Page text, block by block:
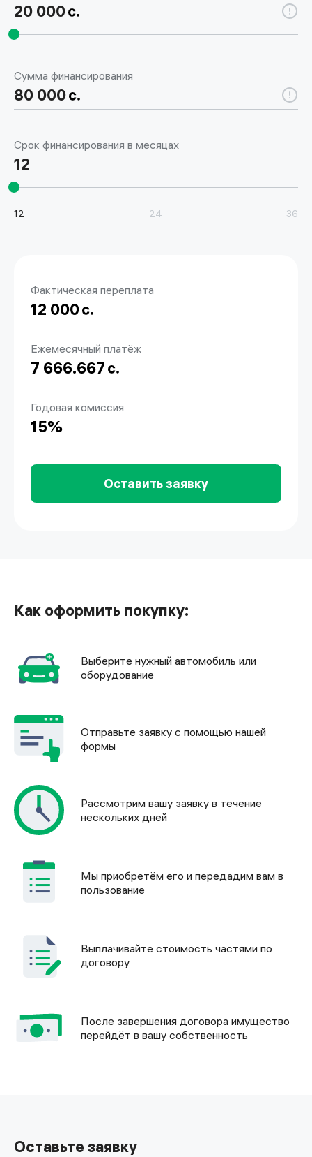
20 000
Сумма финансирования
80 000
Срок финансирования в месяцах
12
12 24 36
Фактическая переплата
12 000
Ежемесячный платёж
7 666.667
Годовая комиссия
15%
Оставить заявку
Как оформить покупку:
Выберите нужный автомобиль или
оборудование
Отправьте заявку с помощью нашей
формы
Рассмотрим вашу заявку в течение
нескольких дней
Мы приобретём его и передадим вам в
пользование
Выплачивайте стоимость частями по
договору
После завершения договора имущество
перейдёт в вашу собственность
Оставьте заявку